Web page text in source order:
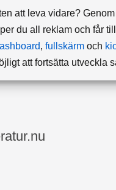
att leva vidare? Genom
du all reklam och får
, fullskärmoch
att fortsätta utveckla